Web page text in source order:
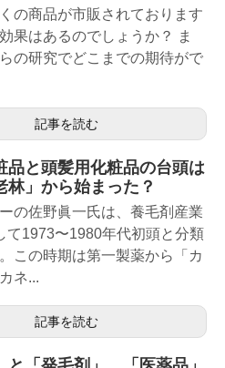
の商品が市販されております
果はあるのでしょうか？ ま
の研究でどこまでの期待がで
記事を読む
品と頭髪用化粧品の台頭は
林」から始まった？
の佐野眞一氏は、養毛剤産業
て1973〜1980年代初頭と分類
この時期は第一製薬から「カ
ネ...
記事を読む